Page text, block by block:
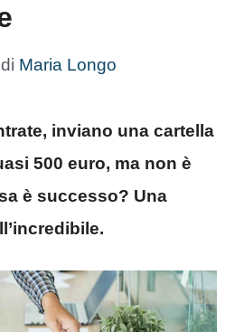
di Maria Longo
inviano una cartella
500 euro, ma non è
è successo? Una